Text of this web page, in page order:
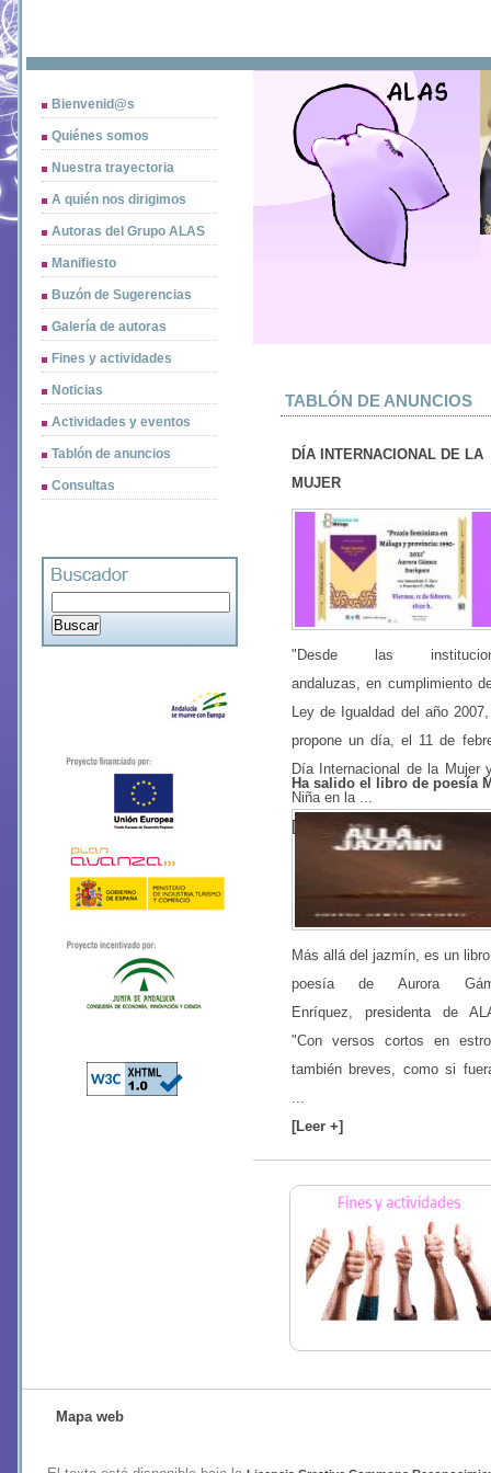
Bienvenid@s
Quiénes somos
Nuestra trayectoria
A quién nos dirigimos
Autoras del Grupo ALAS
Manifiesto
Buzón de Sugerencias
Galería de autoras
Fines y actividades
Noticias
Actividades y eventos
Tablón de anuncios
Consultas
TABLÓN DE ANUNCIOS
DÍA INTERNACIONAL DE LA
MUJER
"Desde las
andaluzas, en cumplimiento
Ley de Igualdad del año
propone un día, el 11 de
Día Internacional de la Mujer
Niña en la ...
[Leer +]
Ha salido el libro de poesía
Más allá del jazmín, es un
poesía de Aurora
Enríquez, presidenta de
"Con versos cortos en
también breves, como si
...
[Leer +]
Mapa web